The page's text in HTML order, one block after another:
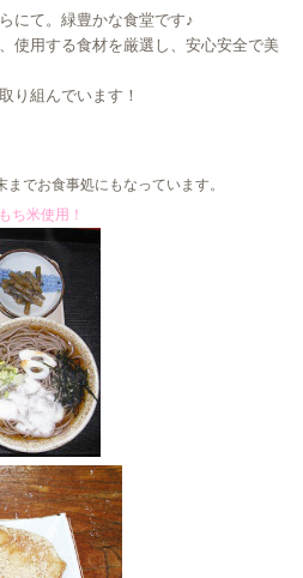
にて。緑豊かな食堂です♪
使用する食材を厳選し、安心安全で美
り組んでいます！
でお食事処にもなっています。
ち米使用！